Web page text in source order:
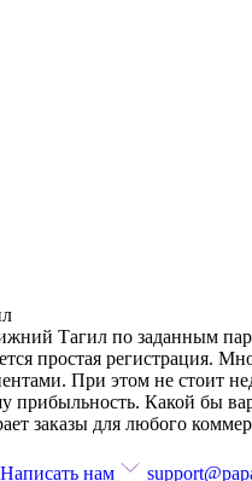
Тагил по заданным
простая регистрация.
При этом не стоит
прибыльность. Какой бы
заказы для любого
Написать нам